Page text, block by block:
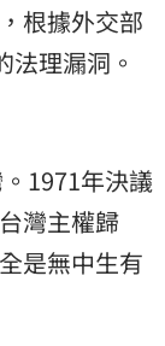
根據外交部
理漏洞。
1971年決議
灣主權歸
是無中生有